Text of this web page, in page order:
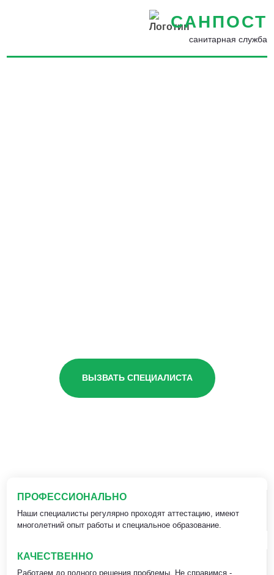
САНПОСТ
санитарная служба
ВЫЗВАТЬ СПЕЦИАЛИСТА
ПРОФЕССИОНАЛЬНО
Наши специалисты регулярно проходят аттестацию, имеют
многолетний опыт работы и специальное образование.
КАЧЕСТВЕННО
Работаем до полного решения проблемы. Не справимся -